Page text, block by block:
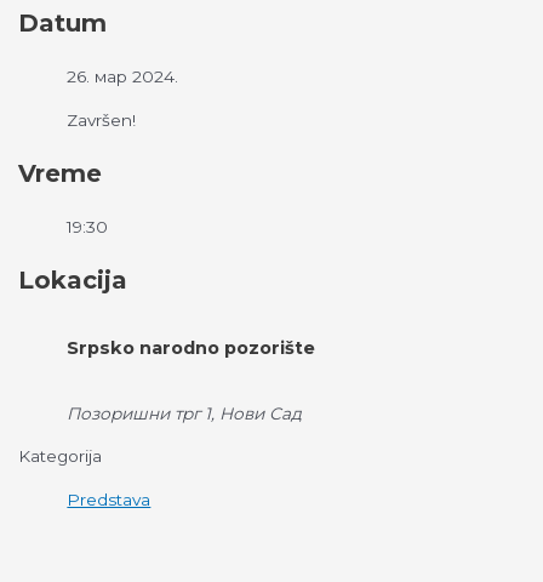
Datum
26. мар 2024.
Završen!
Vreme
19:30
Lokacija
Srpsko narodno pozorište
Позоришни трг 1, Нови Сад
Kategorija
Predstava